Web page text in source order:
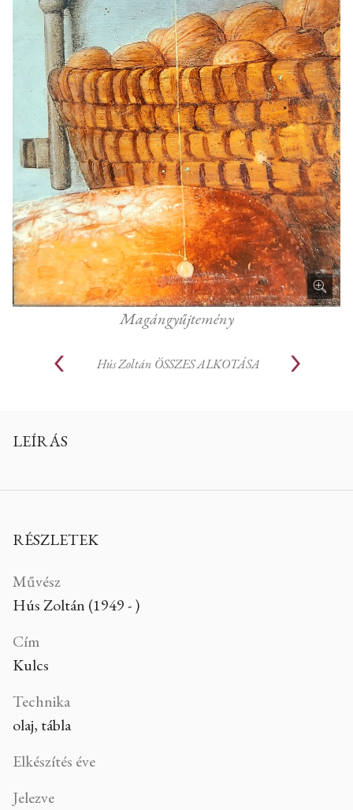
Magángyűjtemény
Hús Zoltán ÖSSZES ALKOTÁSA
LEÍRÁS
RÉSZLETEK
Művész
Hús Zoltán (1949 - )
Cím
Kulcs
Technika
olaj, tábla
Elkészítés éve
Jelezve